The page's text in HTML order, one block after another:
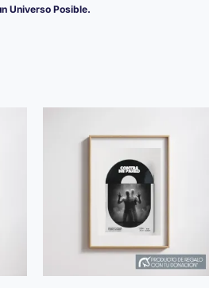
Universo Posible.